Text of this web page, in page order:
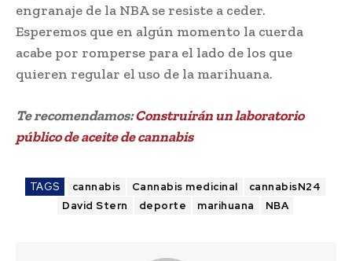
engranaje de la NBA se resiste a ceder.
Esperemos que en algún momento la cuerda
acabe por romperse para el lado de los que
quieren regular el uso de la marihuana.
Te recomendamos:Construirán un laboratorio
público de aceite de cannabis
TAGS cannabis Cannabis medicinal
cannabisN24
David Stern
deporte marihuana NBA